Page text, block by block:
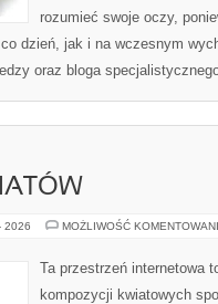
rozumieć swoje oczy,
dzień, jak i na wczesnym
oraz bloga
2026 MOŻLIWOŚĆ
Ta przestrzeń internetowa
kompozycji kwiatowych